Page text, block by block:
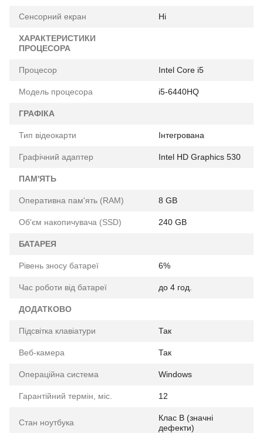
Сенсорний екран Ні
ХАРАКТЕРИСТИКИ
ПРОЦЕСОРА
Процесор Intel Core i5
Модель процесора i5-6440HQ
ГРАФІКА
Тип відеокарти Інтегрована
Графічний адаптер Intel HD Graphics 530
ПАМ'ЯТЬ
Оперативна пам'ять (RAM) 8 GB
Об'єм накопичувача (SSD) 240 GB
БАТАРЕЯ
Рівень зносу батареї 6%
Час роботи від батареї до 4 год.
ДОДАТКОВО
Підсвітка клавіатури Так
Веб-камера Так
Операційна система Windows
Гарантійний термін, міс. 12
Стан ноутбука
Клас B (значні
дефекти)